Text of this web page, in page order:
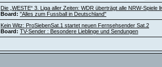
Die „WESTE“ 3. Liga aller Zeiten: WDR überträgt alle NRW-Spiele
Board: "Alles zum Fussball in Deutschland"
Kein Witz: ProSiebenSat.1 startet neuen Fernsehsender Sat.2
Board: TV-Sender : Besondere Lieblinge und Sendungen